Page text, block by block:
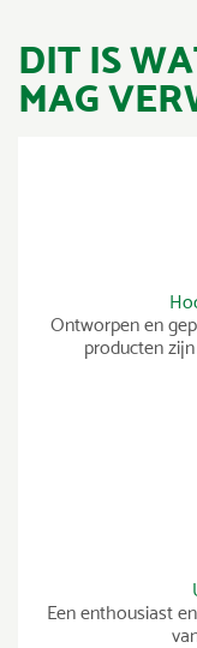
DIT IS
MAG
Ontworpen en
producten
Een enthousiast